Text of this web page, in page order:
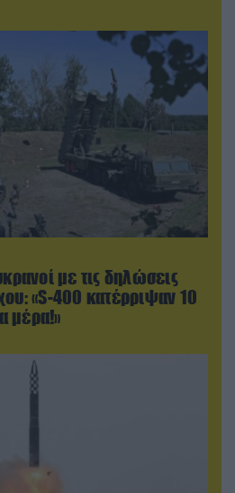
με τις δηλώσεις
«S-400 κατέρριψαν 10
μέρα!»